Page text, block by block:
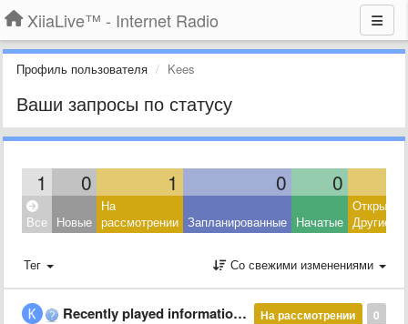
XiiaLive™ - Internet Radio
Профиль пользователя Kees
Ваши запросы по статусу
1 0 1 0 0
Все Новые
На
рассмотрении Запланированные Начатые Другие
Тег Со свежими изменениями
0
На рассмотрении
Recently played information missing